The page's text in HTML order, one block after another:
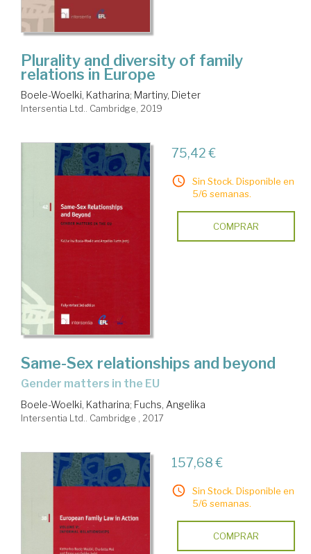
Plurality and diversity of family
relations in Europe
Boele-Woelki, Katharina; Martiny, Dieter
Intersentia Ltd.. Cambridge, 2019
75,42 €
Sin Stock. Disponible en
5/6 semanas.
COMPRAR
Same-Sex relationships and beyond
gender matters in the EU
Boele-Woelki, Katharina; Fuchs, Angelika
Intersentia Ltd.. Cambridge , 2017
157,68 €
Sin Stock. Disponible en
5/6 semanas.
COMPRAR